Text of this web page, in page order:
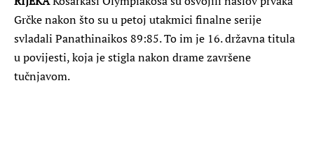
Grčke nakon što su u petoj utakmici finalne serije
svladali Panathinaikos 89:85. To im je 16. državna titula
u povijesti, koja je stigla nakon drame završene
tučnjavom.